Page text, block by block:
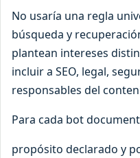
No usaría una regla
búsqueda y
plantean intereses
incluir a SEO, legal,
responsables del
Para cada bot
propósito declarado y